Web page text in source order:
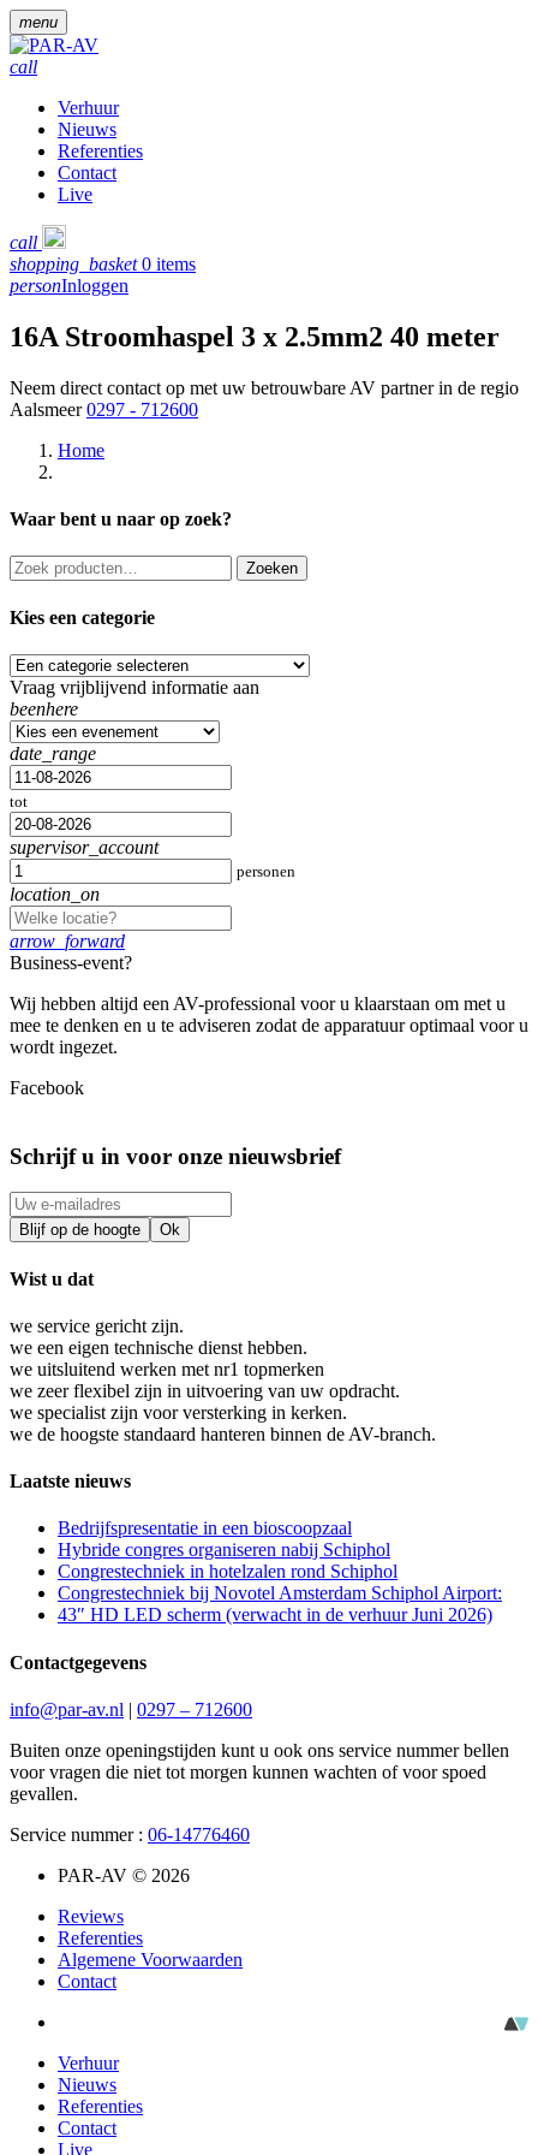
menu
call
Verhuur
Nieuws
Referenties
Contact
Live
call
shopping_basket0 items
personInloggen
16A Stroomhaspel 3 x 2.5mm2 40 meter
Neem direct contact op met uw betrouwbare AV partner in de regio
Aalsmeer0297 - 712600
Home
Waar bent u naar op zoek?
Kies een categorie
Vraag vrijblijvend informatie aan
beenhere
date_range
tot
supervisor_account
personen
location_on
arrow_forward
Business-event?
Wij hebben altijd een AV-professional voor u klaarstaan om met u
mee te denken en u te adviseren zodat de apparatuur optimaal voor u
wordt ingezet.
Facebook
Schrijf u in voor onze nieuwsbrief
Wist u dat
we service gericht zijn.
we een eigen technische dienst hebben.
we uitsluitend werken met nr1 topmerken
we zeer flexibel zijn in uitvoering van uw opdracht.
we specialist zijn voor versterking in kerken.
we de hoogste standaard hanteren binnen de AV-branch.
Laatste nieuws
Bedrijfspresentatie in een bioscoopzaal
Hybride congres organiseren nabij Schiphol
Congrestechniek in hotelzalen rond Schiphol
Congrestechniek bij Novotel Amsterdam Schiphol Airport:
43″ HD LED scherm (verwacht in de verhuur Juni 2026)
Contactgegevens
info@par-av.nl | 0297 – 712600
Buiten onze openingstijden kunt u ook ons service nummer bellen
voor vragen die niet tot morgen kunnen wachten of voor spoed
gevallen.
Service nummer : 06-14776460
PAR-AV © 2026
Reviews
Referenties
Algemene Voorwaarden
Contact
Verhuur
Nieuws
Referenties
Contact
Live